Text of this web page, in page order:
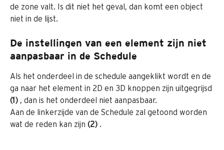
de zone valt. Is dit niet het geval, dan komt een object
niet in de lijst.
De instellingen van een element zijn niet
aanpasbaar in de Schedule
Als het onderdeel in de schedule aangeklikt wordt en de
ga naar het element in 2D en 3D knoppen zijn uitgegrijsd
(1) , dan is het onderdeel niet aanpasbaar.
Aan de linkerzijde van de Schedule zal getoond worden
wat de reden kan zijn (2) .